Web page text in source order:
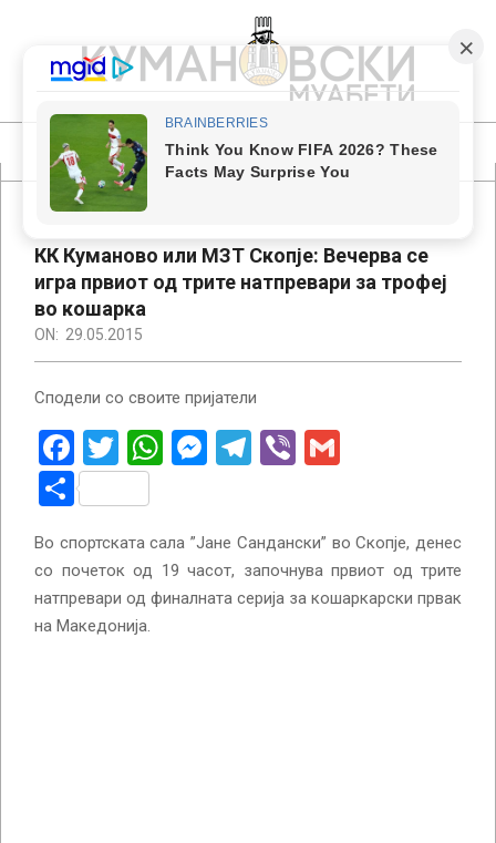
content
КУМАНОВСКИ
МУАБЕТИ
Primary
Navigation
КК Куманово или МЗТ Скопје: Вечерва се
игра првиот од трите натпревари за трофеј
во кошарка
ON: 29.05.2015
Сподели со своите пријатели
Facebook
Twitter
WhatsApp
Messenger
Telegram
Viber
Share
Во спортската сала ”Јане Сандански” во Скопје, денес
со почеток од 19 часот, започнува првиот од трите
натпревари од финалната серија за кошаркарски првак
на Македонија.